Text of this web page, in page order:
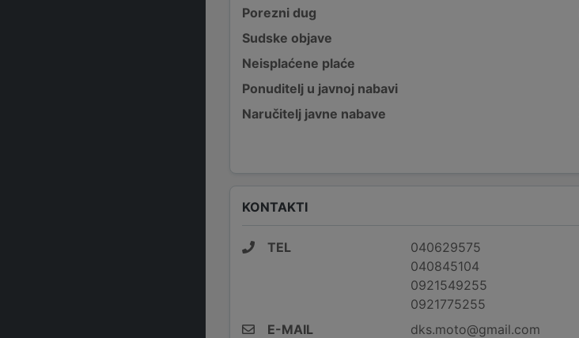
Porezni dug
Sudske objave
Neisplaćene plaće
Ponuditelj u javnoj nabavi
Naručitelj javne nabave
KONTAKTI
TEL
040629575
040845104
0921549255
0921775255
E-MAIL
dks.moto@gmail.com